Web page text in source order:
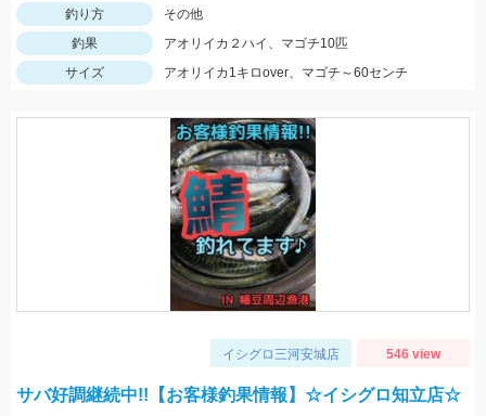
釣り方
その他
釣果
アオリイカ２ハイ、マゴチ10匹
サイズ
アオリイカ1キロover、マゴチ～60センチ
イシグロ三河安城店 546 view
サバ好調継続中!!【お客様釣果情報】☆イシグロ知立店☆